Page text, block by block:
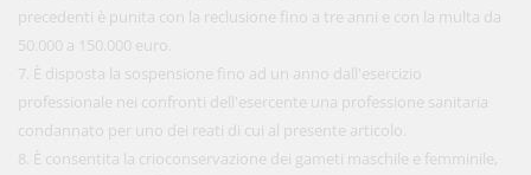
precedenti è punita con la reclusione fino a tre anni e con la multa da
50.000 a 150.000 euro.
7. È disposta la sospensione fino ad un anno dall'esercizio
professionale nei confronti dell'esercente una professione sanitaria
condannato per uno dei reati di cui al presente articolo.
8. È consentita la crioconservazione dei gameti maschile e femminile,